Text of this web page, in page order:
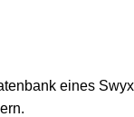
eines